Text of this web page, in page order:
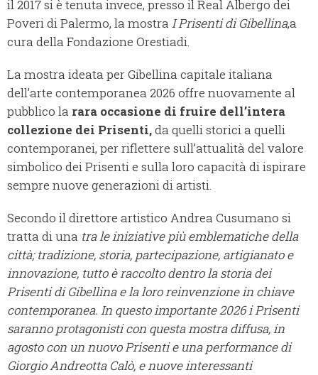
il 2017 si è tenuta invece, presso il Real Albergo dei
Poveri di Palermo, la mostra I Prisenti di Gibellina,a
cura della Fondazione Orestiadi.
La mostra ideata per Gibellina capitale italiana
dell’arte contemporanea 2026 offre nuovamente al
pubblico la rara occasione di fruire dell’intera
collezione dei Prisenti,da quelli storici a quelli
contemporanei, per riflettere sull’attualità del valore
simbolico dei Prisenti e sulla loro capacità di ispirare
sempre nuove generazioni di artisti.
Secondo il direttore artistico Andrea Cusumano si
tratta di una tra le iniziative più emblematiche della
città; tradizione, storia, partecipazione, artigianato e
innovazione, tutto è raccolto dentro la storia dei
Prisenti di Gibellina e la loro reinvenzione in chiave
contemporanea. In questo importante 2026 i Prisenti
saranno protagonisti con questa mostra diffusa, in
agosto con un nuovo Prisenti e una performance di
Giorgio Andreotta Calò, e nuove interessanti